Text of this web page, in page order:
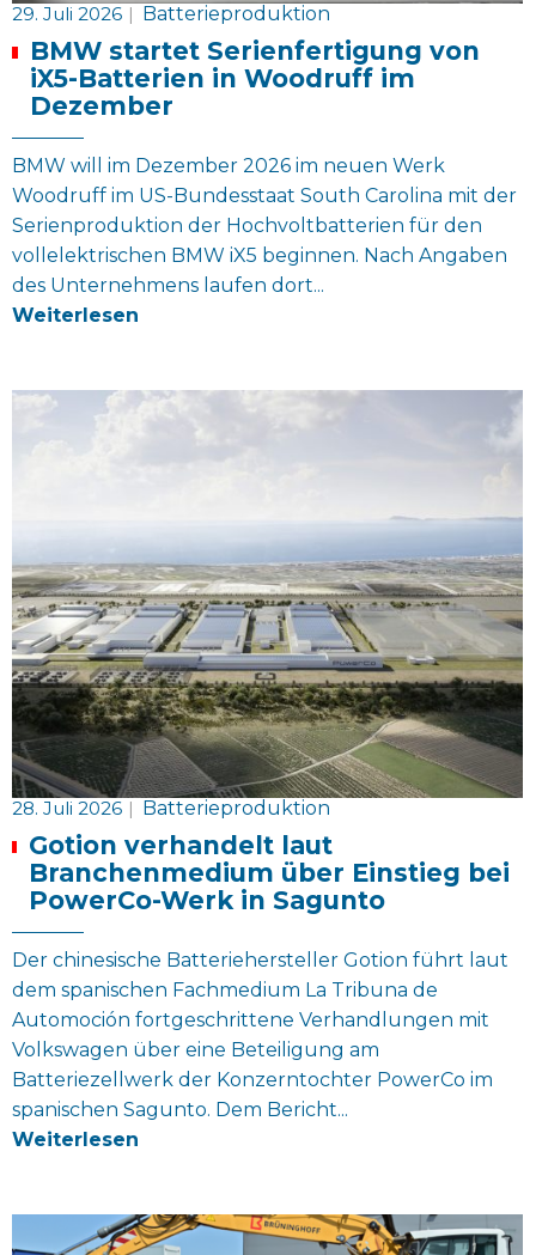
29. Juli 2026 | Batterieproduktion
BMW startet Serienfertigung von
iX5-Batterien in Woodruff im
Dezember
BMW will im Dezember 2026 im neuen Werk
Woodruff im US-Bundesstaat South Carolina mit der
Serienproduktion der Hochvoltbatterien für den
vollelektrischen BMW iX5 beginnen. Nach Angaben
des Unternehmens laufen dort...
Weiterlesen
28. Juli 2026 | Batterieproduktion
Gotion verhandelt laut
Branchenmedium über Einstieg bei
PowerCo-Werk in Sagunto
Der chinesische Batteriehersteller Gotion führt laut
dem spanischen Fachmedium La Tribuna de
Automoción fortgeschrittene Verhandlungen mit
Volkswagen über eine Beteiligung am
Batteriezellwerk der Konzerntochter PowerCo im
spanischen Sagunto. Dem Bericht...
Weiterlesen